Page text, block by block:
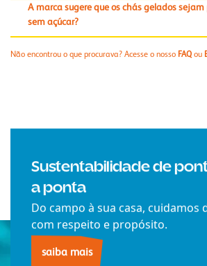
A marca sugere que os chás gelados
sem açúcar?
Não encontrou o que procurava? Acesse o nosso FAQ ou
Sustentabilidade de
a ponta
Do campo à sua casa, cuidamos
com respeito e propósito.
saiba mais